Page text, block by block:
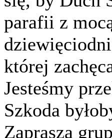
parafii z
której
Jesteśmy
Szkoda
Zaprasza